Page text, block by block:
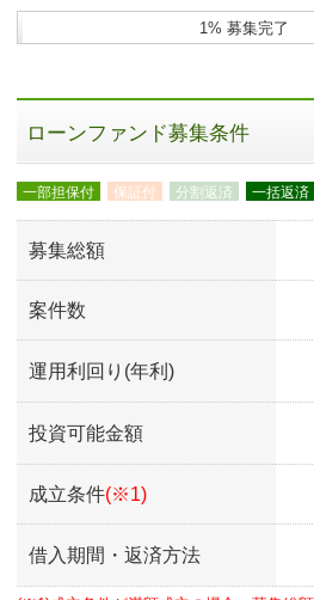
1% 募集完了
ローンファンド募集条件
一部担保付 保証付 分割返済 一括返済
募集総額
案件数
運用利回り(年利)
投資可能金額
成立条件(※1)
借入期間・返済方法